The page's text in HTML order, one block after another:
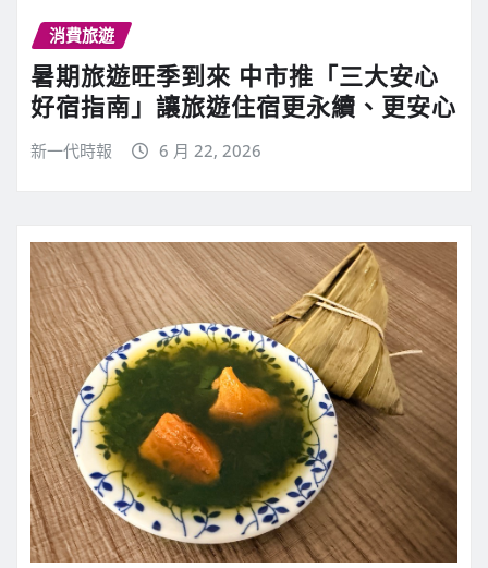
消費旅遊
暑期旅遊旺季到來 中市推「三大安心
好宿指南」讓旅遊住宿更永續、更安心
新一代時報 6 月 22, 2026